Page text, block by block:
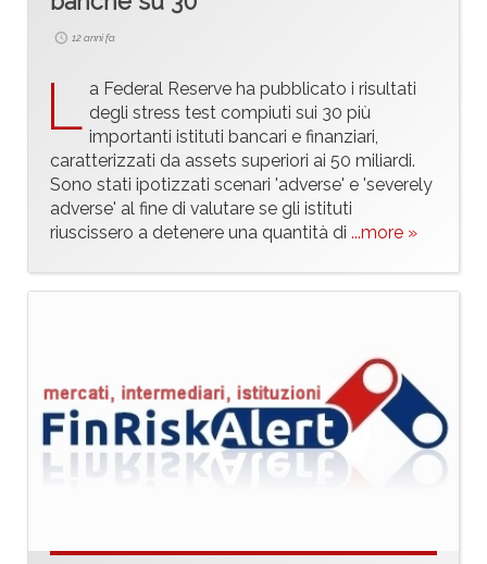
12 anni fa
L a Federal Reserve ha pubblicato i risultati
degli stress test compiuti sui 30 più
importanti istituti bancari e finanziari,
caratterizzati da assets superiori ai 50 miliardi.
Sono stati ipotizzati scenari 'adverse' e 'severely
adverse' al fine di valutare se gli istituti
riuscissero a detenere una quantità di ...more »